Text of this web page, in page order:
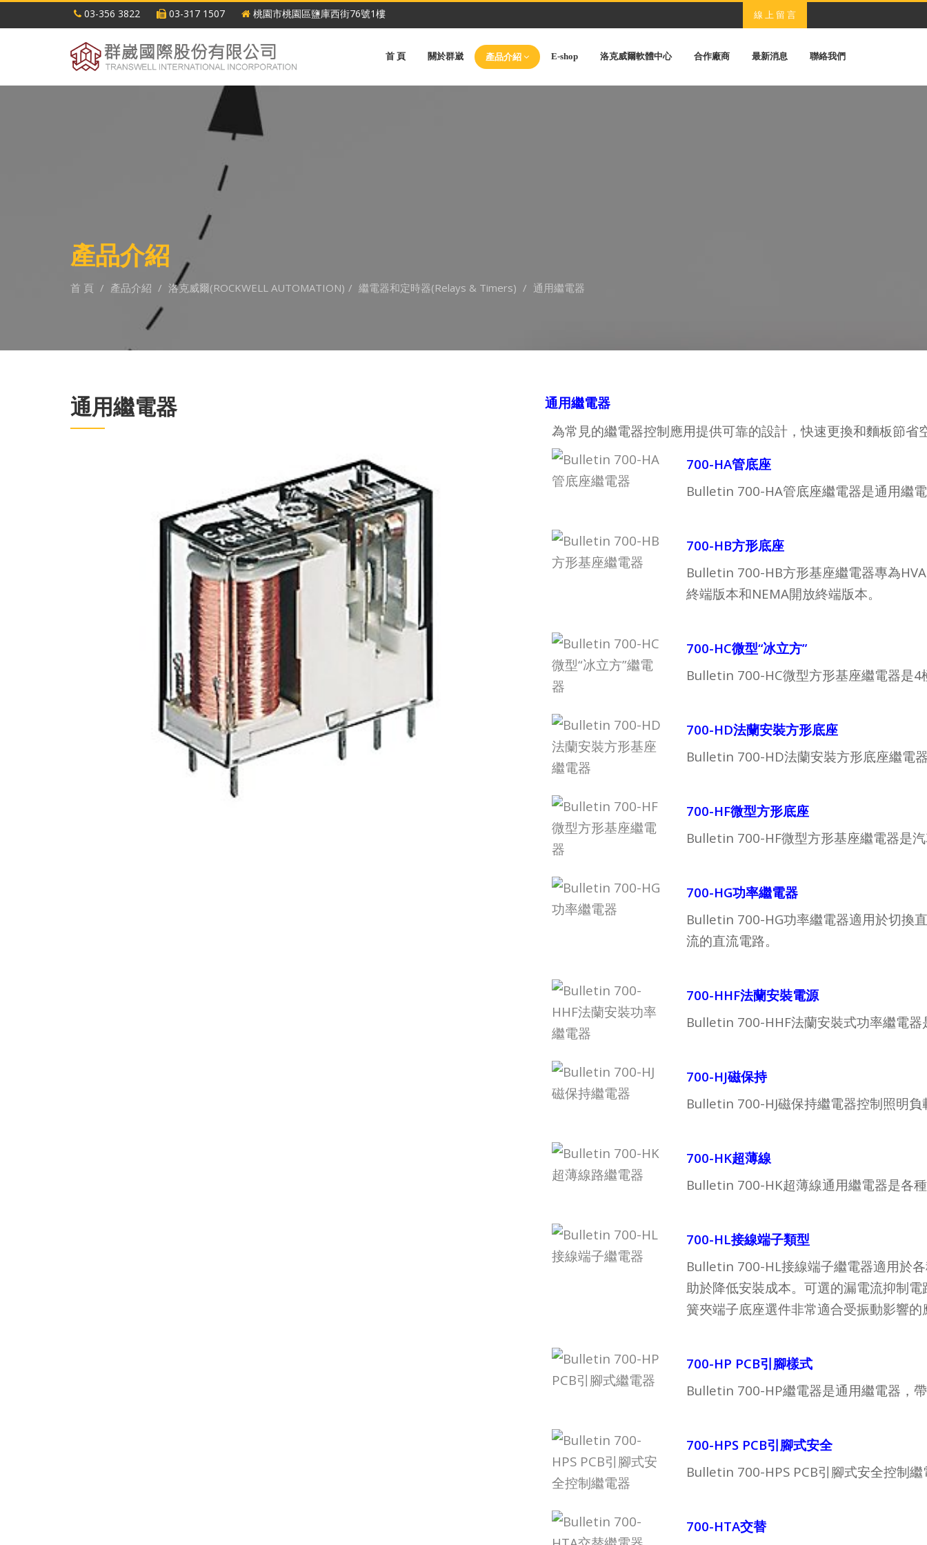
03-356 3822 03-317 1507 桃園市桃園區鹽庫西街76號1樓 線 上 留 言
首 頁 關於群崴 產品介紹 E-shop 洛克威爾軟體中心 合作廠商 最新消息 聯絡我們
產品介紹
首 頁 產品介紹 洛克威爾(ROCKWELL AUTOMATION) 繼電器和定時器(Relays & Timers) 通用繼電器
通用繼電器
通用繼電器
為常見的繼電器控制應用提供可靠的設計，快速更換和麵板節省
700-HA管底座
Bulletin 700-HA管底座繼電器是通用繼
700-HB方形底座
Bulletin 700-HB方形基座繼電器專為
終端版本和NEMA開放終端版本。
700-HC微型“冰立方”
Bulletin 700-HC微型方形基座繼電器是
700-HD法蘭安裝方形底座
Bulletin 700-HD法蘭安裝方形底座繼電
700-HF微型方形底座
Bulletin 700-HF微型方形基座繼電器是
700-HG功率繼電器
Bulletin 700-HG功率繼電器適用於切換
流的直流電路。
700-HHF法蘭安裝電源
Bulletin 700-HHF法蘭安裝式功率繼電
700-HJ磁保持
Bulletin 700-HJ磁保持繼電器控制照明
700-HK超薄線
Bulletin 700-HK超薄線通用繼電器是各
700-HL接線端子類型
Bulletin 700-HL接線端子繼電器適用於
助於降低安裝成本。可選的漏電流抑制
簧夾端子底座選件非常適合受振動影響的
700-HP PCB引腳樣式
Bulletin 700-HP繼電器是通用繼電器，
700-HPS PCB引腳式安全
Bulletin 700-HPS PCB引腳式安全控制
700-HTA交替